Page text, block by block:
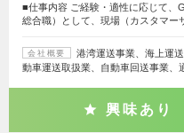
■仕事内容 ご経験・適性に応じて、
総合職）として、現場（カスタマー
会社概要
港湾運送事業、海上運
動車運送取扱業、自動車回送事業、
興味あり